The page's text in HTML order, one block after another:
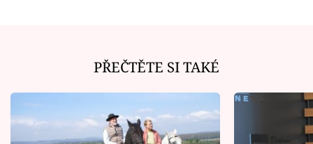
Sledujte nás
PŘEČTĚTE SI TAKÉ